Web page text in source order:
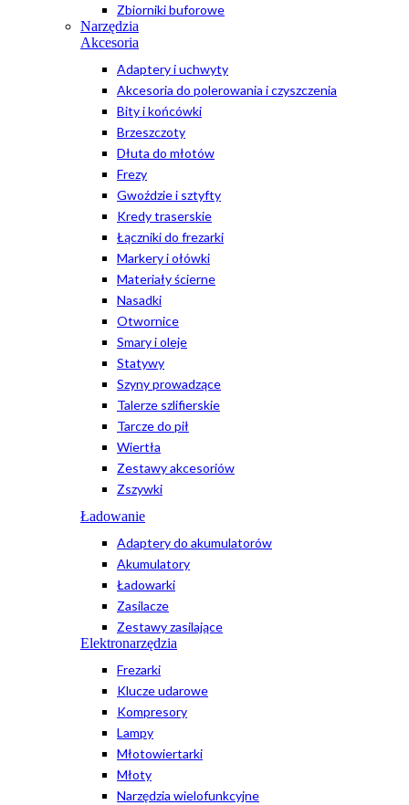
Zbiorniki buforowe
Narzędzia
Akcesoria
Adaptery i uchwyty
Akcesoria do polerowania i czyszczenia
Bity i końcówki
Brzeszczoty
Dłuta do młotów
Frezy
Gwoździe i sztyfty
Kredy traserskie
Łączniki do frezarki
Markery i ołówki
Materiały ścierne
Nasadki
Otwornice
Smary i oleje
Statywy
Szyny prowadzące
Talerze szlifierskie
Tarcze do pił
Wiertła
Zestawy akcesoriów
Zszywki
Ładowanie
Adaptery do akumulatorów
Akumulatory
Ładowarki
Zasilacze
Zestawy zasilające
Elektronarzędzia
Frezarki
Klucze udarowe
Kompresory
Lampy
Młotowiertarki
Młoty
Narzędzia wielofunkcyjne